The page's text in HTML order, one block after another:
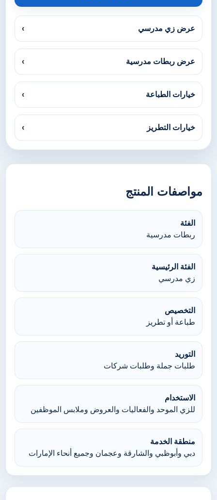
عرض زي مدرسي ›
عرض ربطات مدرسية ›
خيارات الطباعة ›
خيارات التطريز ›
مواصفات المنتج
الفئة
ربطات مدرسية
الفئة الرئيسية
زي مدرسي
التخصيص
طباعة أو تطريز
التوريد
طلبات جملة وطلبات شركات
الاستخدام
للزي الموحد والفعاليات والعروض وملابس الموظفين
منطقة الخدمة
دبي وأبوظبي والشارقة وعجمان وجميع أنحاء الإمارات